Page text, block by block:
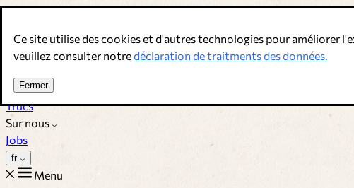
Ce site utilise des cookies et d'autres technologies pour améliorer
veuillez consulter notredéclaration de traitments des données.
Fermer
Bouillons, épices & compléments alimentaires. Qualité suisse.
Recettes
Trucs
Sur nous
Jobs
fr
Menu